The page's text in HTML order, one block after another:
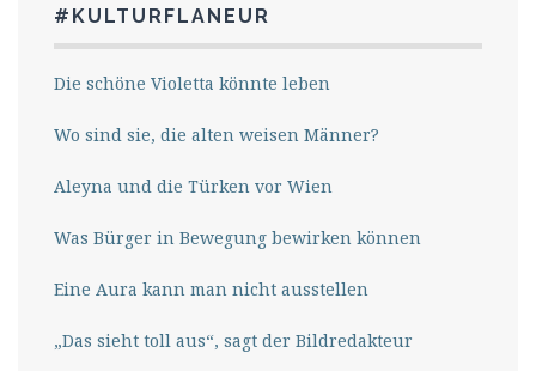
#KULTURFLANEUR
Die schöne Violetta könnte leben
Wo sind sie, die alten weisen Männer?
Aleyna und die Türken vor Wien
Was Bürger in Bewegung bewirken können
Eine Aura kann man nicht ausstellen
„Das sieht toll aus“, sagt der Bildredakteur